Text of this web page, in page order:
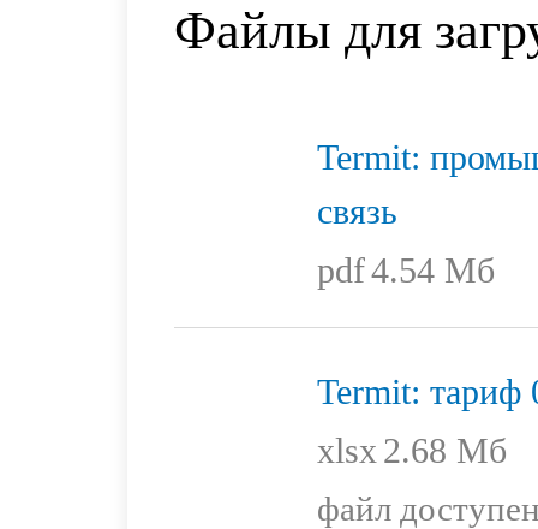
Файлы для
Termit:
связь
pdf4.54 Мб
Termit: тариф
xlsx 2.68 Мб
файл